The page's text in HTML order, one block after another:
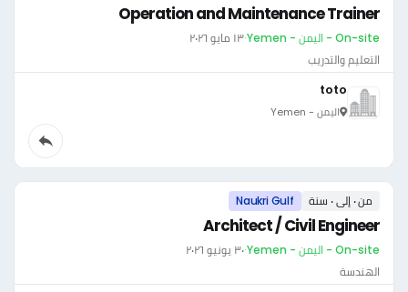
Operation and Maintenance Trainer
On-site - اليمن - Yemen ·١٣ مايو ٢٠٢٦
التعليم والتدريب
toto
اليمن - Yemen
من ٠ إلى ٠ سنة Naukri Gulf
Architect / Civil Engineer
On-site - اليمن - Yemen ·٣٠ يونيو ٢٠٢٦
الهندسة